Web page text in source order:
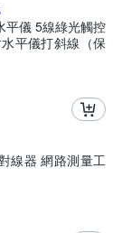
平儀 5線綠光觸控
平儀打斜線（保
線器 網路測量工